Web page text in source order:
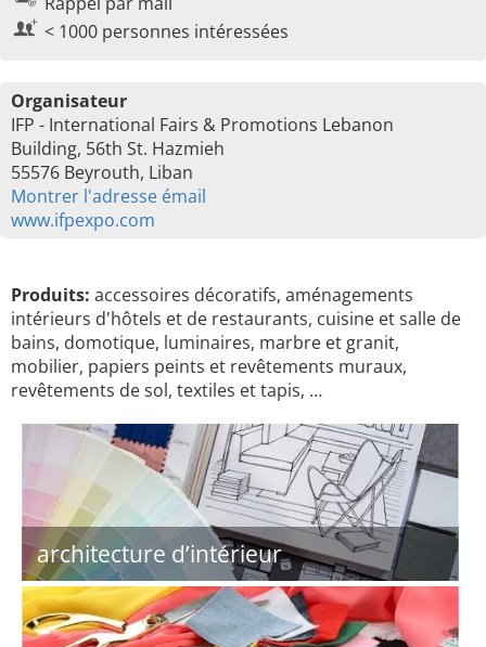
< 1000 personnes intéressées
Organisateur
IFP - International Fairs & Promotions Lebanon
Building, 56th St. Hazmieh
55576 Beyrouth, Liban
Montrer l'adresse émail
www.ifpexpo.com
Produits: accessoires décoratifs, aménagements
intérieurs d'hôtels et de restaurants, cuisine et salle de
bains, domotique, luminaires, marbre et granit,
mobilier, papiers peints et revêtements muraux,
revêtements de sol, textiles et tapis, …
architecture d’intérieur